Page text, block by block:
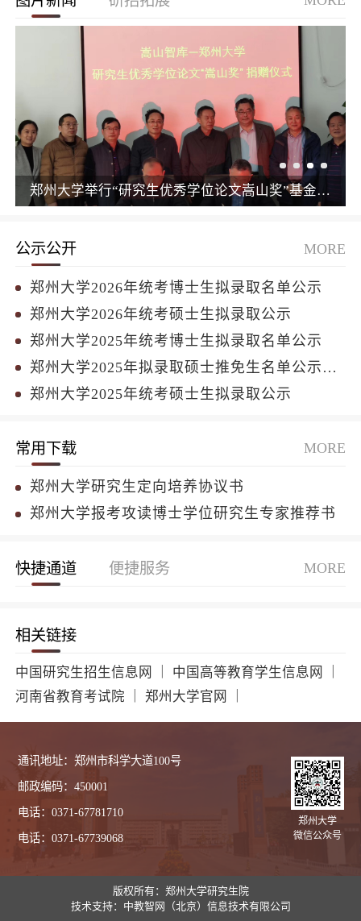
郑州大学举行“研究生优秀学位论文嵩山奖”基金捐赠仪式
公示公开 MORE
郑州大学2026年统考博士生拟录取名单公示
郑州大学2026年统考硕士生拟录取公示
郑州大学2025年统考博士生拟录取名单公示
郑州大学2025年拟录取硕士推免生名单公示（二等功）
郑州大学2025年统考硕士生拟录取公示
常用下载 MORE
郑州大学研究生定向培养协议书
郑州大学报考攻读博士学位研究生专家推荐书
快捷通道 便捷服务 MORE
相关链接
中国研究生招生信息网 中国高等教育学生信息网
河南省教育考试院 ｜郑州大学官网
通讯地址：郑州市科学大道100号
邮政编码：450001
电话：0371-67781710
电话：0371-67739068
郑州大学
微信公众号
版权所有：郑州大学研究生院
技术支持：中教智网（北京）信息技术有限公司